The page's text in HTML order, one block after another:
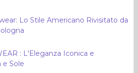
Lo Stile Americano Rivisitato da
: L'Eleganza Iconica e
e Sole